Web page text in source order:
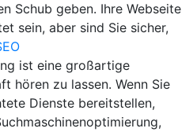
Schub geben. Ihre Webseite
sein, aber sind Sie sicher,
ist eine großartige
hören zu lassen. Wenn Sie
Dienste bereitstellen,